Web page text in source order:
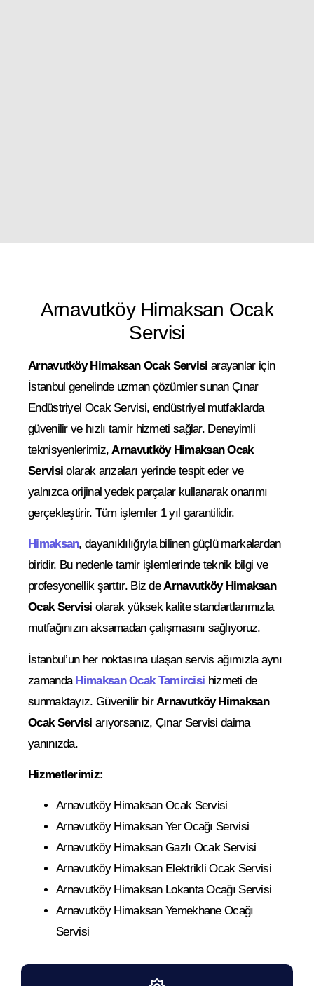
Arnavutköy Himaksan Ocak
Servisi
Arnavutköy Himaksan Ocak Servisi arayanlar için
İstanbul genelinde uzman çözümler sunan Çınar
Endüstriyel Ocak Servisi, endüstriyel mutfaklarda
güvenilir ve hızlı tamir hizmeti sağlar. Deneyimli
teknisyenlerimiz, Arnavutköy Himaksan Ocak
Servisiolarak arızaları yerinde tespit eder ve
yalnızca orijinal yedek parçalar kullanarak onarımı
gerçekleştirir. Tüm işlemler 1 yıl garantilidir.
Himaksan, dayanıklılığıyla bilinen güçlü markalardan
biridir. Bu nedenle tamir işlemlerinde teknik bilgi ve
profesyonellik şarttır. Biz deArnavutköy Himaksan
Ocak Servisi olarak yüksek kalite standartlarımızla
mutfağınızın aksamadan çalışmasını sağlıyoruz.
İstanbul’un her noktasına ulaşan servis ağımızla aynı
zamanda Himaksan Ocak Tamircisi hizmeti de
sunmaktayız. Güvenilir bir Arnavutköy Himaksan
Ocak Servisi arıyorsanız, Çınar Servisi daima
yanınızda.
Hizmetlerimiz:
Arnavutköy Himaksan Ocak Servisi
Arnavutköy Himaksan Yer Ocağı Servisi
Arnavutköy Himaksan Gazlı Ocak Servisi
Arnavutköy Himaksan Elektrikli Ocak Servisi
Arnavutköy Himaksan Lokanta Ocağı Servisi
Arnavutköy Himaksan Yemekhane Ocağı
Servisi